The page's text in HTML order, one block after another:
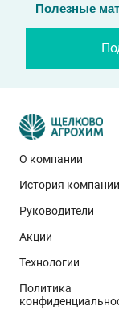
Эти результаты
условий
демонстрируют,
реализуется
технологией:
питании,
Полезные
О компании
История компании
Руководители
Акции
Технологии
Политика